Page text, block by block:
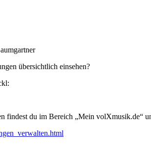
übersichtlich einsehen?
findest du im Bereich „Mein volXmusik.de“